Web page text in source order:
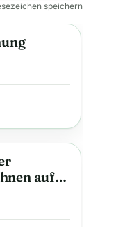
speichern
auf